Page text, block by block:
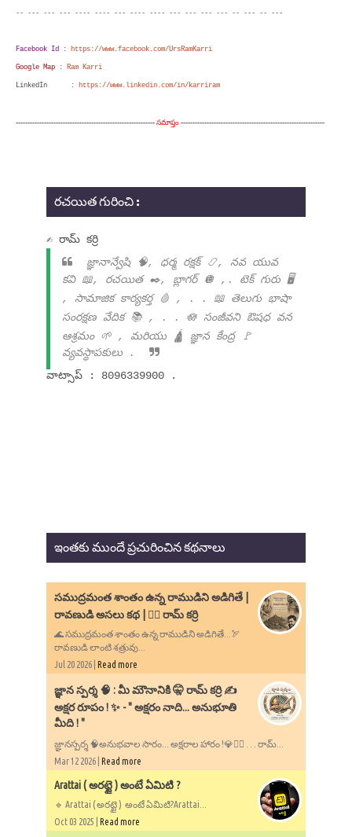
-- --- --- --- ---- ---- --- ---- ---- --- --- --- --- -- --- -- ---
Facebook Id : https://www.facebook.com/UrsRamKarri
Google Map : Ram Karri
LinkedIn : https://www.linkedin.com/in/karriram
----------------------------------------------------------- సమాప్తం -------------------------------------------------------------
రచయిత గురించి :
✍ రామ్ కర్రి
జ్ఞానాన్వేషి 🧠, ధర్మ రక్షక్ 📿, నవ యువ
కవి 📖, రచయిత ✒️, బ్లాగర్ 🪩 ,. టెక్ గురు 🖥️
, సామాజిక కార్యకర్త 🩸 , . . 📖 తెలుగు భాషా
సంరక్షణ వేదిక 📚 , . . 🪷 సంజీవని ఔషధ వన
ఆశ్రమం 🌱 , మరియు 🛕 జ్ఞాన కేంద్ర 🚩
వ్యవస్థాపకులు .
వాట్సాప్ : 8096339900 .
ఇంతకు ముందే ప్రచురించిన కథనాలు
సముద్రమంత శాంతం ఉన్న రాముడిని అడిగితే |
రావణుడి అసలు కథ | ✍🏻 రామ్ కర్రి
🌊 సముద్రమంత శాంతం ఉన్న రాముడిని అడిగితే...🏹
రావణుడి లాంటి శత్రువు...
Jul 20 2026 | Read more
​జ్ఞాన స్పర్శ 🧠 : మీ మౌనానికి 🤫 రామ్ కర్రి ✍️
అక్షర రూపం ! ✨ - ​" అక్షరం నాది... అనుభూతి
మీది ! "
జ్ఞానస్పర్శ 🧠అనుభవాల సారం... అక్షరాల హారం !💎✍🏻 . . . రామ్...
Mar 12 2026 | Read more
Arattai ( అరట్టై ) అంటే ఏమిటి ?
🔹 Arattai ( అరట్టై ) అంటే ఏమిటి?Arattai...
Oct 03 2025 | Read more